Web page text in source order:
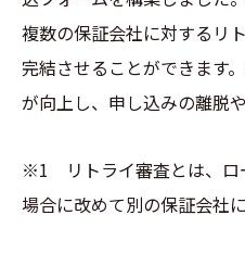
複数の保証会社に対するリ
完結させることができます
が向上し、申し込みの離脱
※1 リトライ審査とは、ロ
場合に改めて別の保証会社